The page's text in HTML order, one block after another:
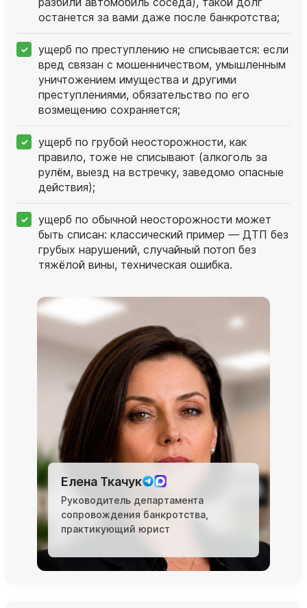
останется за вами даже после банкротства;
ущерб по преступлению не списывается: если
вред связан с мошенничеством, умышленным
уничтожением имущества и другими
преступлениями, обязательство по его
возмещению сохраняется;
ущерб по грубой неосторожности, как
правило, тоже не списывают (алкоголь за
рулём, выезд на встречку, заведомо опасные
действия);
ущерб по обычной неосторожности может
быть списан: классический пример — ДТП без
грубых нарушений, случайный потоп без
тяжёлой вины, техническая ошибка.
Елена Ткачук
Руководитель департамента
сопровождения банкротства,
практикующий юрист